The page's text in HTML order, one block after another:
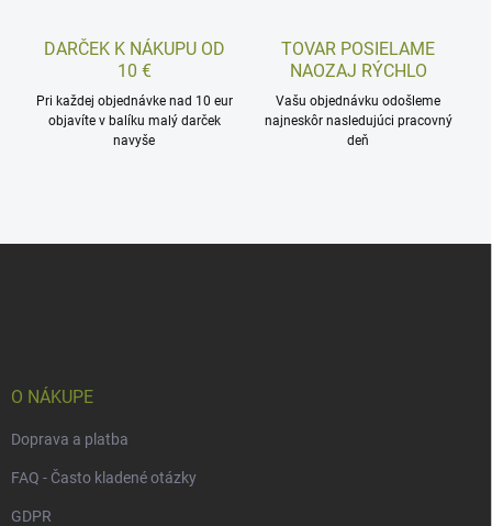
DARČEK K NÁKUPU OD
10 €
Pri každej objednávke nad 10 eur
objavíte v balíku malý darček
navyše
TOVAR POSIELAME
NAOZAJ RÝCHLO
Vašu objednávku odošleme
najneskôr nasledujúci pracovný
deň
O NÁKUPE
Doprava a platba
FAQ - Často kladené otázky
GDPR